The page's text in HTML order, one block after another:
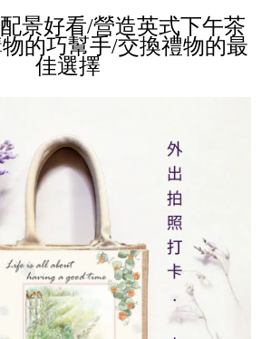
景好看/營造英式下午茶
的巧幫手/交換禮物的最
佳選擇